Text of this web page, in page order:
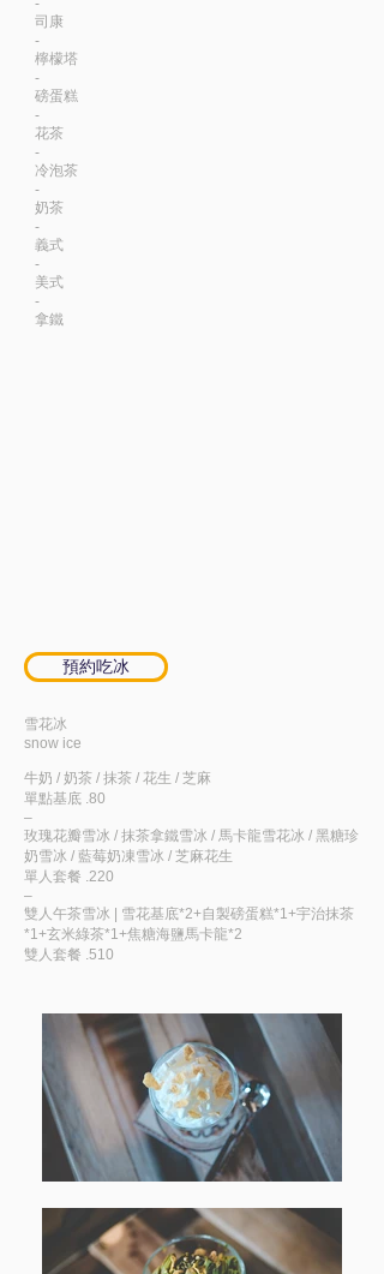
-
司康
-
檸檬塔
-
磅蛋糕
-
花茶
-
冷泡茶
-
奶茶
-
義式
-
美式
-
​拿鐵​
預約吃冰
雪花冰
snow ice
牛奶 / 奶茶 / 抹茶 / 花生 / 芝麻
單點基底 .80
–
玫瑰花瓣雪冰 / 抹茶拿鐵雪冰 / 馬卡龍雪花冰 / 黑糖珍
奶雪冰 / 藍莓奶凍雪冰 / 芝麻花生
單人套餐 .220
–
雙人午茶雪冰 | 雪花基底*2+自製磅蛋糕*1+宇治抹茶
*1+玄米綠茶*1+焦糖海鹽馬卡龍*2
雙人套餐 .510